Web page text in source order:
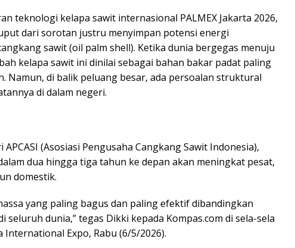
teknologi kelapa sawit internasional PALMEX Jakarta 2026,
dari sorotan justru menyimpan potensi energi
sawit (oil palm shell). Ketika dunia bergegas menuju
kelapa sawit ini dinilai sebagai bahan bakar padat paling
Namun, di balik peluang besar, ada persoalan struktural
di dalam negeri.
(Asosiasi Pengusaha Cangkang Sawit Indonesia),
dua hingga tiga tahun ke depan akan meningkat pesat,
domestik.
yang paling bagus dan paling efektif dibandingkan
seluruh dunia,” tegas Dikki kepada Kompas.com di sela-sela
International Expo, Rabu (6/5/2026).